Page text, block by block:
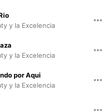
y la Excelencia
y la Excelencia
por Aqui
y la Excelencia